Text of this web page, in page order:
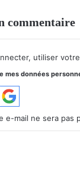
commentaire
utiliser
mes données
e-mail ne sera pas